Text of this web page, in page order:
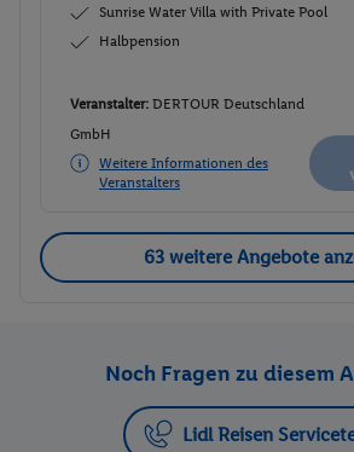
Sunrise Water Villa with Private Pool
Halbpension
Veranstalter: DERTOUR Deutschland
GmbH
Weitere Informationen des
Veranstalters
63 weitere Angebote
Noch Fragen zu diesem
Lidl Reisen